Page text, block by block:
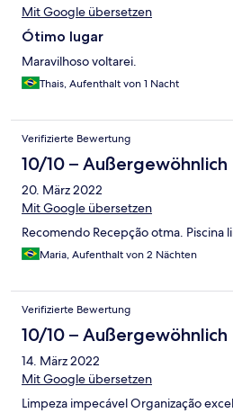
Mit Google übersetzen
Ótimo lugar
Maravilhoso voltarei.
Thais, Aufenthalt von 1 Nacht
Verifizierte Bewertung
10/10 – Außergewöhnlich
20. März 2022
Mit Google übersetzen
Recomendo Recepção otma. Piscina
Maria, Aufenthalt von 2 Nächten
Verifizierte Bewertung
10/10 – Außergewöhnlich
14. März 2022
Mit Google übersetzen
Limpeza impecável Organização